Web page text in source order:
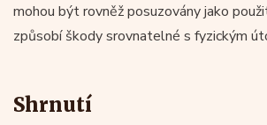
mohou být rovněž posuzovány jako
způsobí škody srovnatelné s fyzickým
Shrnutí